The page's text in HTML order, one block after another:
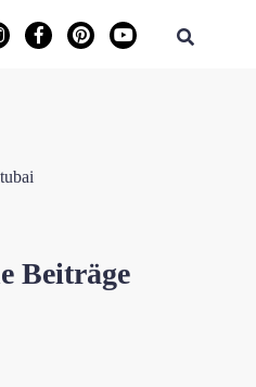
Beiträge